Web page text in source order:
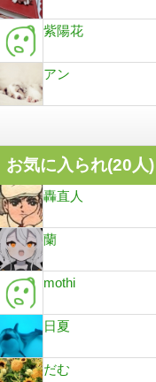
紫陽花
アン
お気に入られ(20人)
轟直人
蘭
mothi
日夏
だむ